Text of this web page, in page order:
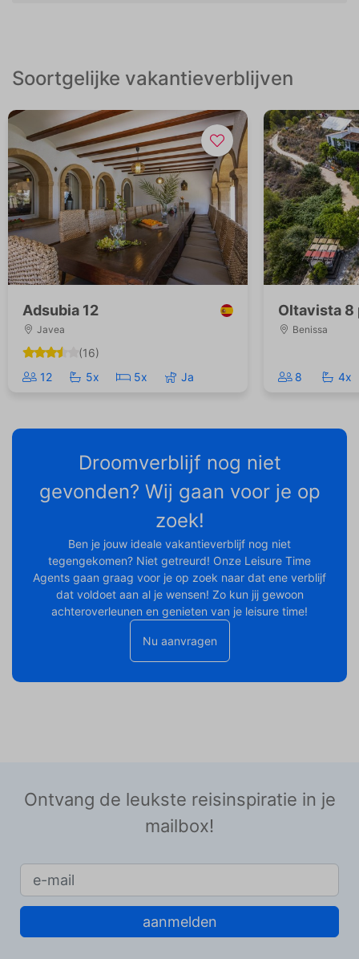
Soortgelijke vakantieverblijven
Adsubia 12
Javea
(16)
12
5x 5x Ja
Oltavista 8
Benissa
8 4x
Droomverblijf nog niet
gevonden? Wij gaan voor je op
zoek!
Ben je jouw ideale vakantieverblijf nog niet
tegengekomen? Niet getreurd! Onze Leisure Time
Agents gaan graag voor je op zoek naar dat ene verblijf
dat voldoet aan al je wensen! Zo kun jij gewoon
achteroverleunen en genieten van je leisure time!
Nu aanvragen
Ontvang de leukste reisinspiratie in je
mailbox!
aanmelden